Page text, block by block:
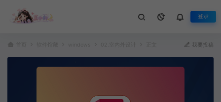
登录
我要投稿